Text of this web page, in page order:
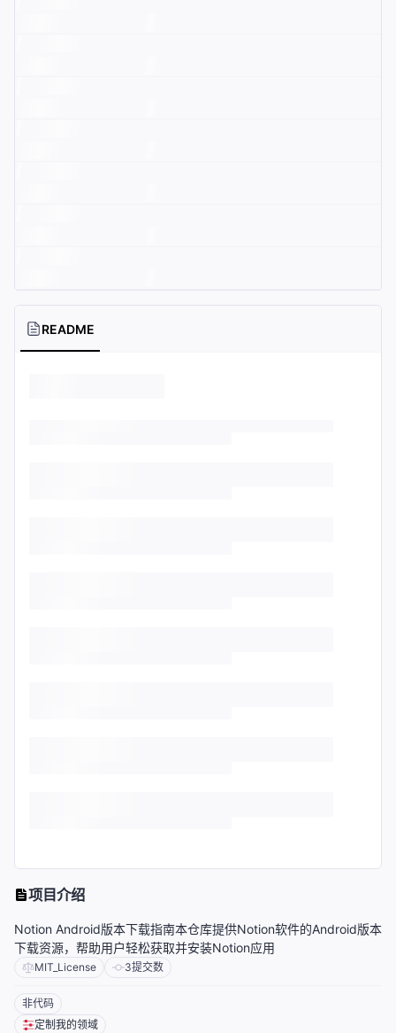
README
项目介绍
Notion Android版本下载指南本仓库提供Notion软件的Android版本
下载资源，帮助用户轻松获取并安装Notion应用
MIT_License 3提交数
非代码
定制我的领域